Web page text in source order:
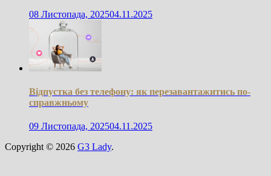
08 Листопада, 202504.11.2025
Відпустка без телефону: як перезавантажитись по-
справжньому
09 Листопада, 202504.11.2025
Copyright © 2026 G3 Lady.